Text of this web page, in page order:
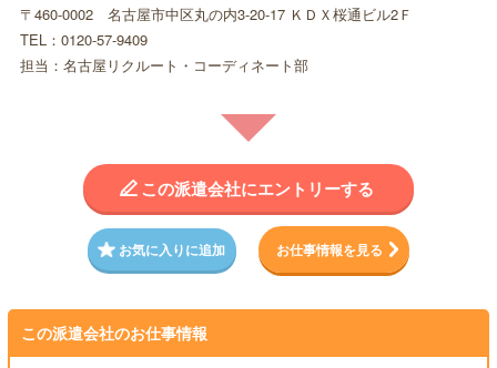
〒460-0002 名古屋市中区丸の内3-20-17 ＫＤＸ桜通ビル2Ｆ
TEL：0120-57-9409
担当：名古屋リクルート・コーディネート部
この派遣会社にエントリーする
お気に入りに追加 お仕事情報を見る
この派遣会社のお仕事情報